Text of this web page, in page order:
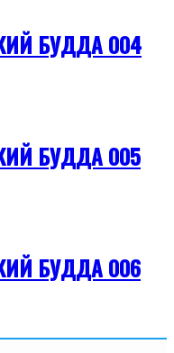
БУДДА 004
БУДДА 005
БУДДА 006